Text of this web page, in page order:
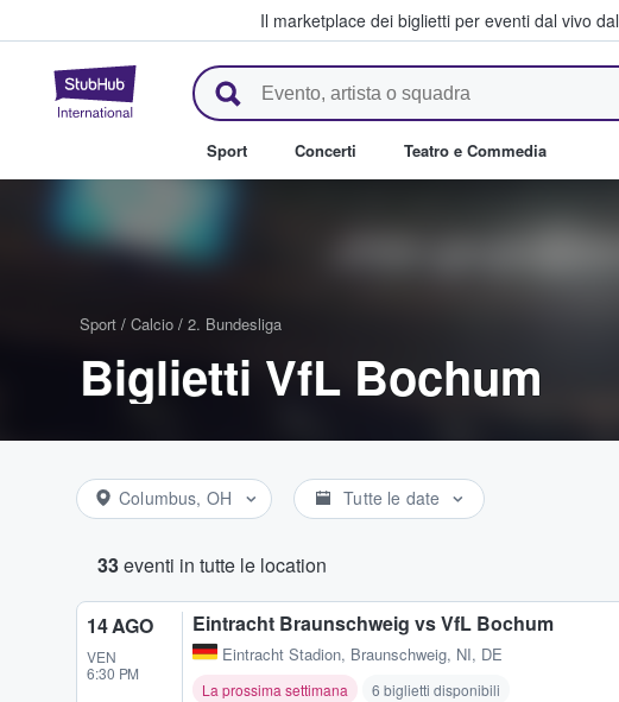
Il marketplace dei biglietti per eventi dal vivo
StubHub - Dove i fan comprano e
Sport Concerti Teatro e Commedia
Sport / Calcio / 2. Bundesliga
Biglietti VfL Bochum
Columbus, OH Tutte le date
33eventi in tutte le location
14 AGO
VEN
6:30 PM
Eintracht Braunschweig vs VfL Bochum
Eintracht Stadion, Braunschweig, NI, DE
La prossima settimana 6 biglietti disponibili